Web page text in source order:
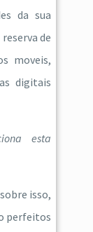
da sua
de
moveis,
digitais
esta
isso,
perfeitos